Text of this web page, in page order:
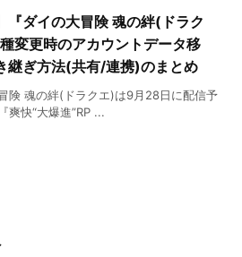
『ダイの大冒険 魂の絆(ドラク
変更時のアカウントデータ移
継ぎ方法(共有/連携)のまとめ
険 魂の絆(ドラクエ)は9月28日に配信予
爽快“大爆進”RP ...